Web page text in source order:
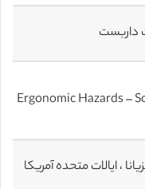
داربست
Ergonomic Hazards –
، ایالات متحده آمریکا